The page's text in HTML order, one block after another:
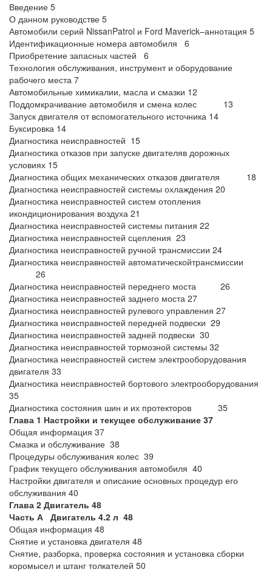
Введение 5
О данном руководстве 5
Автомобили серий NissanPatrol и Ford Maverick–аннотация 5
Идентификационные номера автомобиля 6
Приобретение запасных частей 6
Технология обслуживания, инструмент и оборудование
рабочего места 7
Автомобильные химикалии, масла и смазки 12
Поддомкрачивание автомобиля и смена колес 13
Запуск двигателя от вспомогательного источника 14
Буксировка 14
Диагностика неисправностей 15
Диагностика отказов при запуске двигателяв дорожных
условиях 15
Диагностика общих механических отказов двигателя 18
Диагностика неисправностей системы охлаждения 20
Диагностика неисправностей систем отопления
икондиционирования воздуха 21
Диагностика неисправностей системы питания 22
Диагностика неисправностей сцепления 23
Диагностика неисправностей ручной трансмиссии 24
Диагностика неисправностей автоматическойтрансмиссии
26
Диагностика неисправностей переднего моста 26
Диагностика неисправностей заднего моста 27
Диагностика неисправностей рулевого управления 27
Диагностика неисправностей передней подвески 29
Диагностика неисправностей задней подвески 30
Диагностика неисправностей тормозной системы 32
Диагностика неисправностей систем электрооборудования
двигателя 33
Диагностика неисправностей бортового электрооборудования
35
Диагностика состояния шин и их протекторов 35
Глава 1 Настройки и текущее обслуживание 37
Общая информация 37
Смазка и обслуживание 38
Процедуры обслуживания колес 39
График текущего обслуживания автомобиля 40
Настройки двигателя и описание основных процедур его
обслуживания 40
Глава 2 Двигатель 48
Часть А Двигатель 4.2 л 48
Общая информация 48
Снятие и установка двигателя 48
Снятие, разборка, проверка состояния и установка сборки
коромысел и штанг толкателей 50